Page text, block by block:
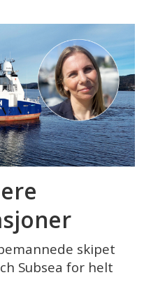
skipet
Subsea for helt